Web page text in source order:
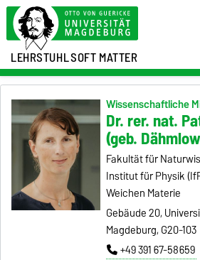
LEHRSTUHLSOFT MATTER
Wissenschaftliche
Dr. rer. nat.
(geb.
Fakultät für
Institut für Physik
Weichen Materie
Gebäude 20,
Magdeburg, G20-103
+49 391 67-58659